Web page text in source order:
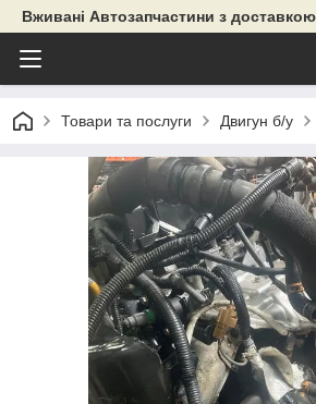
Вживані Автозапчастини з доставкою
Товари та послуги Двигун б/у